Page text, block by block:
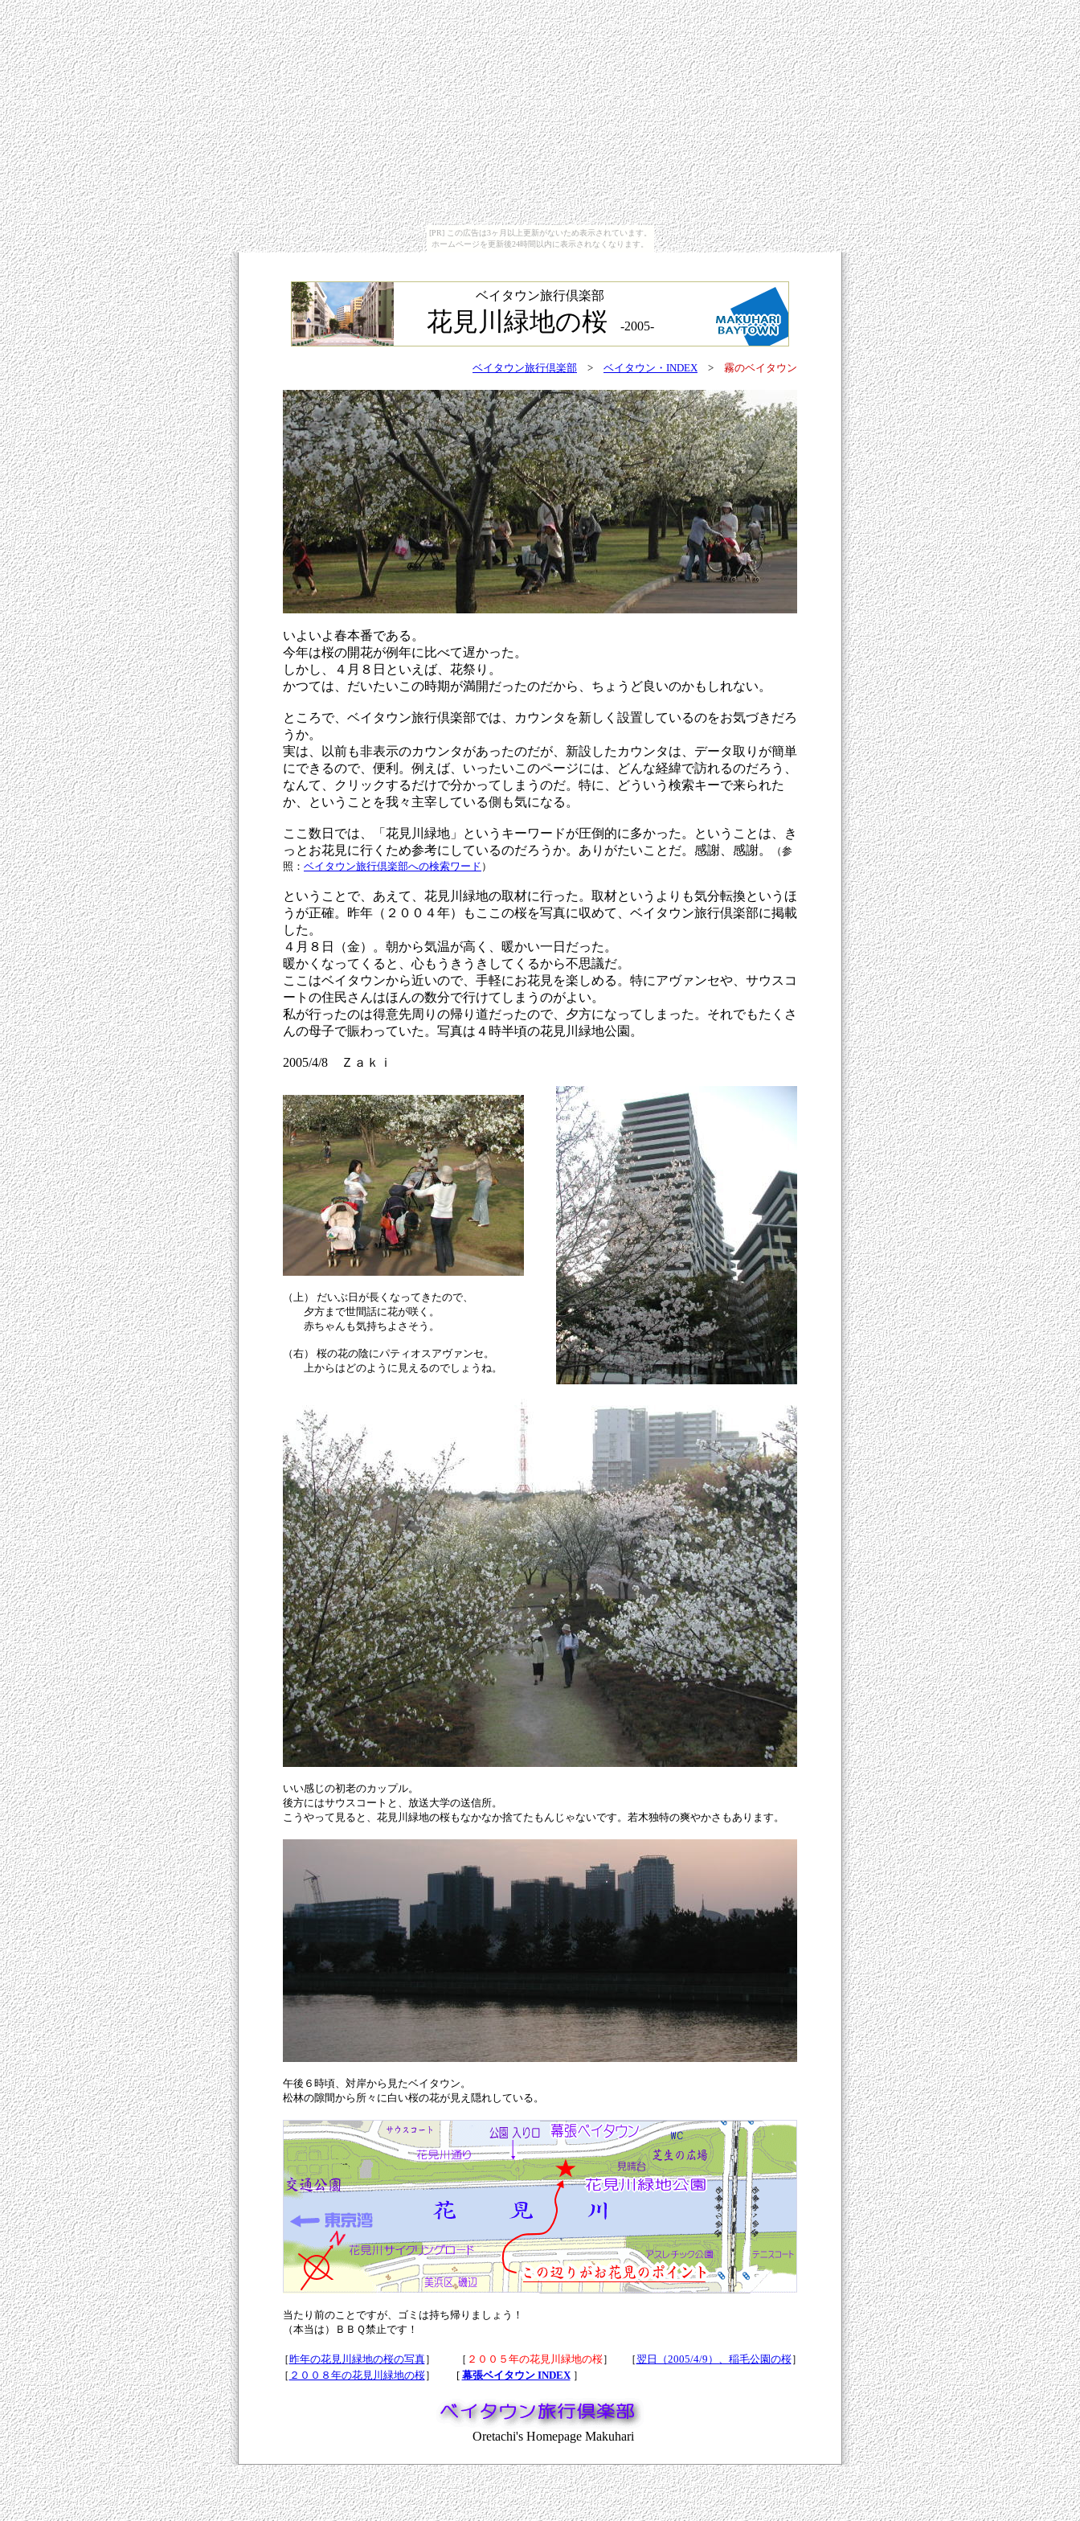
[PR] この広告は3ヶ月以上更新がないため表示されています。
ホームページを更新後24時間以内に表示されなくなります。
ベイタウン旅行倶楽部
花見川緑地の桜 -2005-
ベイタウン旅行倶楽部 > ベイタウン・INDEX > 霧のベイタウン
いよいよ春本番である。
今年は桜の開花が例年に比べて遅かった。
しかし、４月８日といえば、花祭り。
かつては、だいたいこの時期が満開だったのだから、ちょうど良いのかもしれない。
ところで、ベイタウン旅行倶楽部では、カウンタを新しく設置しているのをお気づきだろ
うか。
実は、以前も非表示のカウンタがあったのだが、新設したカウンタは、データ取りが簡単
にできるので、便利。例えば、いったいこのページには、どんな経緯で訪れるのだろう、
なんて、クリックするだけで分かってしまうのだ。特に、どういう検索キーで来られた
か、ということを我々主宰している側も気になる。
ここ数日では、「花見川緑地」というキーワードが圧倒的に多かった。ということは、き
っとお花見に行くため参考にしているのだろうか。ありがたいことだ。感謝、感謝。
（参
照： ベイタウン旅行倶楽部への検索ワード ）
ということで、あえて、花見川緑地の取材に行った。取材というよりも気分転換というほ
うが正確。昨年（２００４年）もここの桜を写真に収めて、ベイタウン旅行倶楽部に掲載
した。
４月８日（金）。朝から気温が高く、暖かい一日だった。
暖かくなってくると、心もうきうきしてくるから不思議だ。
ここはベイタウンから近いので、手軽にお花見を楽しめる。特にアヴァンセや、サウスコ
ートの住民さんはほんの数分で行けてしまうのがよい。
私が行ったのは得意先周りの帰り道だったので、夕方になってしまった。それでもたくさ
んの母子で賑わっていた。写真は４時半頃の花見川緑地公園。
2005/4/8 Ｚａｋｉ
（上） だいぶ日が長くなってきたので、
夕方まで世間話に花が咲く。
赤ちゃんも気持ちよさそう。
（右） 桜の花の陰にパティオスアヴァンセ。
上からはどのように見えるのでしょうね。
いい感じの初老のカップル。
後方にはサウスコートと、放送大学の送信所。
こうやって見ると、花見川緑地の桜もなかなか捨てたもんじゃないです。若木独特の爽やかさもあります。
午後６時頃、対岸から見たベイタウン。
松林の隙間から所々に白い桜の花が見え隠れしている。
当たり前のことですが、ゴミは持ち帰りましょう！
（本当は）ＢＢＱ禁止です！
［昨年の花見川緑地の桜の写真］ ［ ２００５年の花見川緑地の桜］ ［翌日（2005/4/9）、稲毛公園の桜］
［ ２００８年の花見川緑地の桜］ [ 幕張ベイタウン INDEX］
Oretachi's Homepage Makuhari